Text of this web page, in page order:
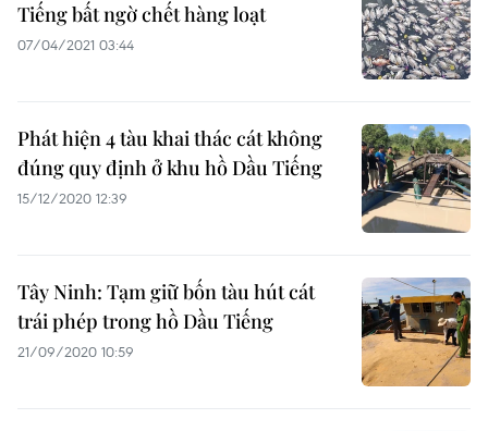
Tiếng bất ngờ chết hàng loạt
07/04/2021 03:44
Phát hiện 4 tàu khai thác cát không
đúng quy định ở khu hồ Dầu Tiếng
15/12/2020 12:39
Tây Ninh: Tạm giữ bốn tàu hút cát
trái phép trong hồ Dầu Tiếng
21/09/2020 10:59